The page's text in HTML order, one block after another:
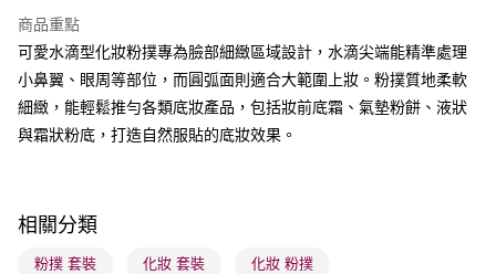
BoC Pay
送貨方式
順豐自助櫃 - 確認發貨後1-3個工作天送達
每筆HK$65.00，滿HK$300.00或以上免運費
每筆HK$65.00，滿HK$300.00或以上免運費
確認發貨後1-3 工作天送達，訂單將隨機分配至SF順豐速運或京東
商品重點
可愛水滴型化妝粉撲專為臉部細緻區域設計，水滴尖端能精準處理
小鼻翼、眼周等部位，而圓弧面則適合大範圍上妝。粉撲質地柔軟
細緻，能輕鬆推勻各類底妝產品，包括妝前底霜、氣墊粉餅、液狀
與霜狀粉底，打造自然服貼的底妝效果。
相關分類
粉撲 套裝 化妝 套裝 化妝 粉撲